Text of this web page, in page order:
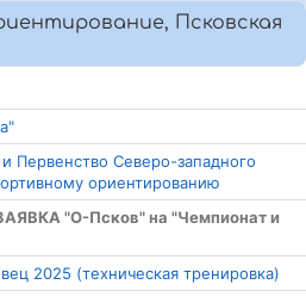
Псковская
Первенство Северо-западного
ориентированию
"О-Псков" на "Чемпионат и
2025 (техническая тренировка)